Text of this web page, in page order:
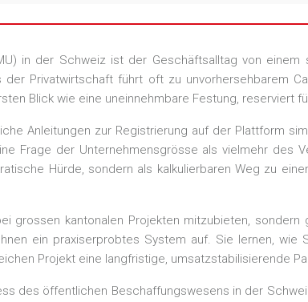
in der Schweiz ist der Geschäftsalltag von
Privatwirtschaft führt oft zu unvorhersehbarem
Blick wie eine uneinnehmbare Festung, reserviert
Anleitungen zur Registrierung auf der Plattform
Frage der Unternehmensgrösse als vielmehr des
Hürde, sondern als kalkulierbaren Weg zu
grossen kantonalen Projekten mitzubieten,
ein praxiserprobtes System auf. Sie lernen, wie
Projekt eine langfristige, umsatzstabilisierende
des öffentlichen Beschaffungswesens in der